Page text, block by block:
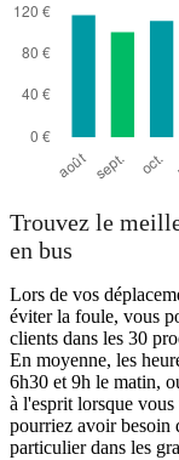
Trouvez le
en bus
Lors de vos
éviter la foule, vous
clients dans les 30
En moyenne, les
6h30 et 9h le matin,
à l'esprit lorsque
pourriez avoir besoin
particulier dans les